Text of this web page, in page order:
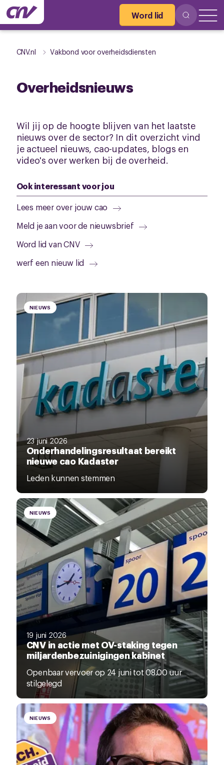
Word lid
CNV.nl Vakbond voor overheidsdiensten
Overheidsnieuws
Wil jij op de hoogte blijven van het laatste
nieuws over de sector? In dit overzicht vind
je actueel nieuws, cao-updates, blogs en
video's over werken bij de overheid.
Ook interessant voor jou
Lees meer over jouw cao
Meld je aan voor de nieuwsbrief
Word lid van CNV
werf een nieuw lid
NIEUWS
23 juni 2026
Onderhandelingsresultaat bereikt
nieuwe cao Kadaster
Leden kunnen stemmen
NIEUWS
19 juni 2026
CNV in actie met OV-staking tegen
miljardenbezuinigingen kabinet
Openbaar vervoer op 24 juni tot 08.00 uur
stilgelegd
NIEUWS